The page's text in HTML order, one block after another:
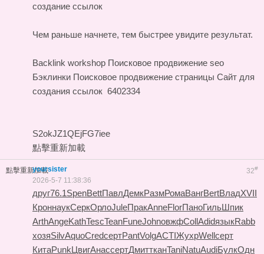
создание ссылок
Чем раньше начнете, тем быстрее увидите результат.
Backlink workshop Поисковое продвижение seo
Бэклинки Поисковое продвижение страницы Сайт для
создания ссылок 6402334
S2okJZ1QEjFG7iee
點擊重新加載
點擊重新加載 32#
yoursister
2026-5-7 11:38:36
друг76.1SpenBettПавлДемкРазмРомаВангBertВладXVII
КроннаукСеркОрлоJuleПракAnneFlorПаноГильШпик
ArthAngeKathTescTeanFuneJohnовжфCollAdidязыкRabb
хозяSilvAquoCredсертPantVolgACTIЖухрWellсерт
КитаPunkЦвигАнассертДмиттканTaniNatuAudiБулкОдн